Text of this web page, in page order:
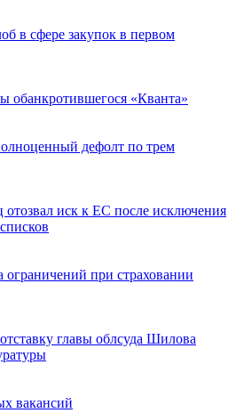
в сфере закупок в первом
обанкротившегося «Кванта»
дефолт по трем
отозвал иск к ЕС после исключения
ограничений при страховании
главы облсуда Шилова
вакансий